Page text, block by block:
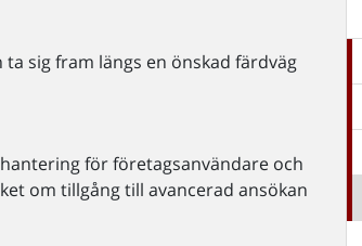
sig fram längs en önskad färdväg
för företagsanvändare och
om tillgång till avancerad ansökan